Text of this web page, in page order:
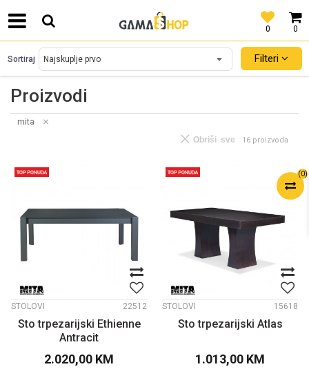
0
0
SIGURNO PLAĆANJE PLATNIM KARTICAMA!
(0)
Proizvodi
Sortiraj Filteri
mita
16 proizvoda
Obriši sve
STOLOVI 22512
Sto trpezarijski Ethienne
Antracit
2.020,00 KM
STOLOVI 15618
Sto trpezarijski Atlas
1.013,00 KM